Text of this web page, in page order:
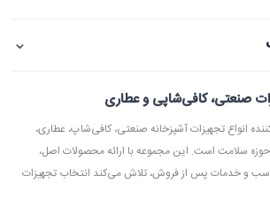
⌄
صنعتی، کافی‌شاپی و عطاری
انواع تجهیزات آشپزخانه صنعتی، کافی‌شاپ، عطاری،
سلامت است. این مجموعه با ارائه محصولات اصل،
و خدمات پس از فروش، تلاش می‌کند انتخاب تجهیزات